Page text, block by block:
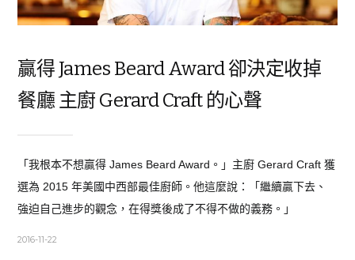
贏得 James Beard Award 卻決定收掉
餐廳 主廚 Gerard Craft 的心聲
「我根本不想贏得 James Beard Award。」主廚 Gerard Craft 獲
選為 2015 年美國中西部最佳廚師。他這麼說：「繼續贏下去、
強迫自己進步的觀念，在得獎後成了不得不做的義務。」
2016-11-22